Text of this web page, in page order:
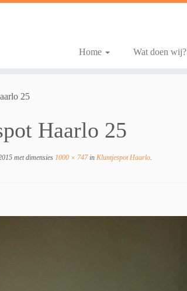
Home Wat doen wij?
25
Haarlo 25
met dimensies 1000 × 747in Kluntjespot Haarlo.